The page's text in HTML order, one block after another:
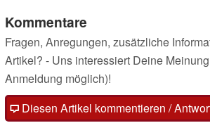
Kommentare
Fragen, Anregungen, zusätzliche
Artikel? - Uns interessiert Deine
Anmeldung möglich)!
Diesen Artikel kommentieren /